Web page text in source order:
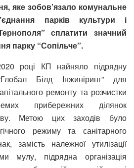
яке зобов’язало комунальне
парків культури і
сплатити значний
парку “Сопільче”.
році КП найняло підрядну
Білд Інжиніринг” для
ремонту та розчистки
прибережних ділянок
Метою цих заходів було
режиму та санітарного
замість належної утилізації
мулу, підрядна організація